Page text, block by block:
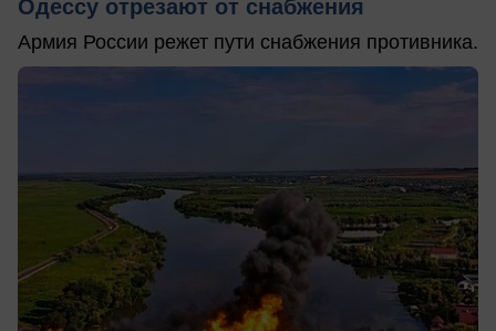
Одессу отрезают от снабжения
Армия России режет пути снабжения противника.